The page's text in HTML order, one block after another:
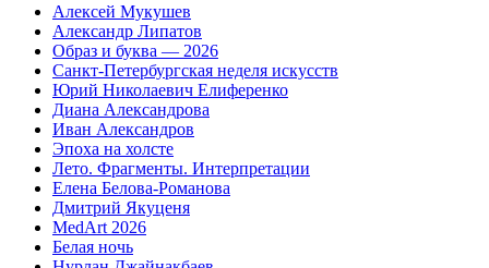
Алексей Мукушев
Александр Липатов
Образ и буква — 2026
Санкт-Петербургская неделя искусств
Юрий Николаевич Елиференко
Диана Александрова
Иван Александров
Эпоха на холсте
Лето. Фрагменты. Интерпретации
Елена Белова-Романова
Дмитрий Якуценя
MedArt 2026
Белая ночь